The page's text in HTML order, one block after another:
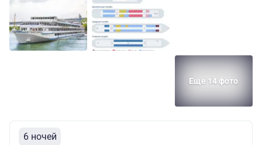
Шлюпочная
палуба
Люкс
2М+ с
балконом
Основных мест:
2
Дополнительных
мест: 1
Еще 14 фото
6 ночей